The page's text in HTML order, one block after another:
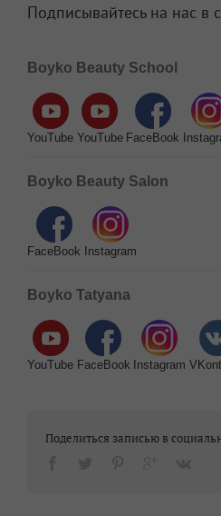
Подписывайтесь на нас в
Boyko Beauty School
YouTube YouTube FaceBook
Boyko Beauty Salon
FaceBook Instagram
Boyko Tatyana
YouTube FaceBook Instagram
Поделиться записью в